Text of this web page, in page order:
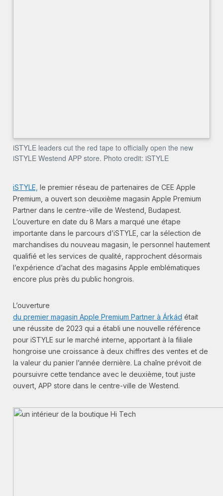
iSTYLE leaders cut the red tape to officially open the new
iSTYLE Westend APP store. Photo credit: iSTYLE
iSTYLE, le premier réseau de partenaires de CEE Apple
Premium, a ouvert son deuxième magasin Apple Premium
Partner dans le centre-ville de Westend, Budapest.
L’ouverture en date du 8 Mars a marqué une étape
importante dans le parcours d’iSTYLE, car la sélection de
marchandises du nouveau magasin, le personnel hautement
qualifié et les services de qualité, rapprochent désormais
l’expérience d’achat des magasins Apple emblématiques
encore plus près du public hongrois.
L’ouverture
du premier magasin Apple Premium Partner à Árkád était
une réussite de 2023 qui a établi une nouvelle référence
pour iSTYLE sur le marché interne, apportant à la filiale
hongroise une croissance à deux chiffres des ventes et de
la valeur du panier l’année dernière. La chaîne prévoit de
poursuivre cette tendance avec le deuxième, tout juste
ouvert, APP store dans le centre-ville de Westend.